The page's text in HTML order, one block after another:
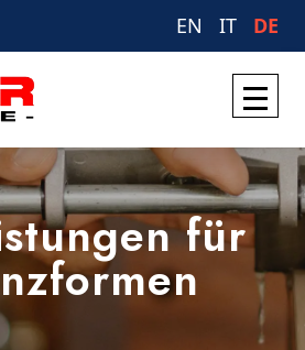
EN IT DE
für